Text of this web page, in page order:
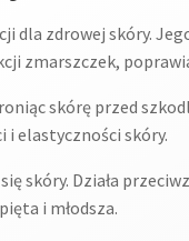
dla zdrowej skóry.
zmarszczek,
skórę przed
i elastyczności skóry.
skóry. Działa
i młodsza.